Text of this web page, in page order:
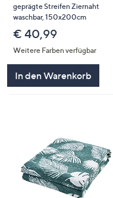
geprägte Streifen Ziernaht
waschbar, 150x200cm
€ 40,99
Weitere Farben verfügbar
In den Warenkorb